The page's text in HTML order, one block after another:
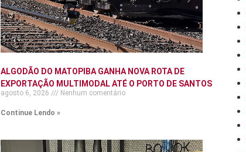
ALGODÃO DO MATOPIBA GANHA NOVA ROTA DE
EXPORTAÇÃO MULTIMODAL ATÉ O PORTO DE SANTOS
agosto 6, 2026 Nenhum comentário
Continue Lendo »